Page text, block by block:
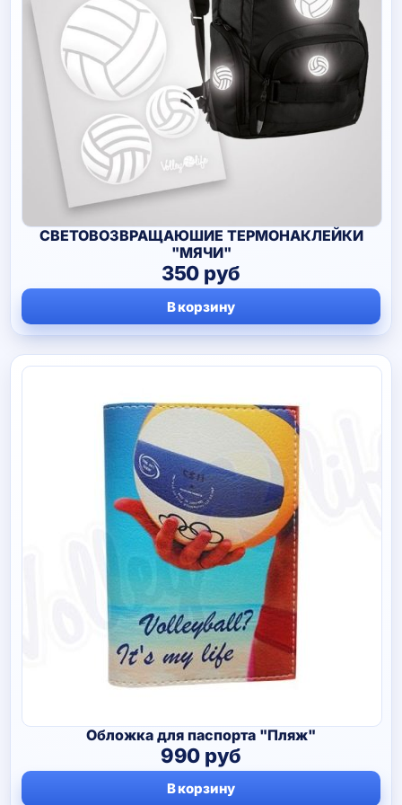
СВЕТОВОЗВРАЩАЮШИЕ ТЕРМОНАКЛЕЙКИ
"МЯЧИ"
350 руб
В корзину
Обложка для паспорта "Пляж"
990 руб
В корзину